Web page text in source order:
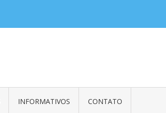
INFORMATIVOS CONTATO